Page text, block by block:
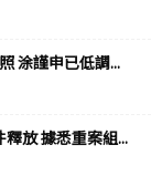
涂謹申已低調...
釋放 據悉重案組...